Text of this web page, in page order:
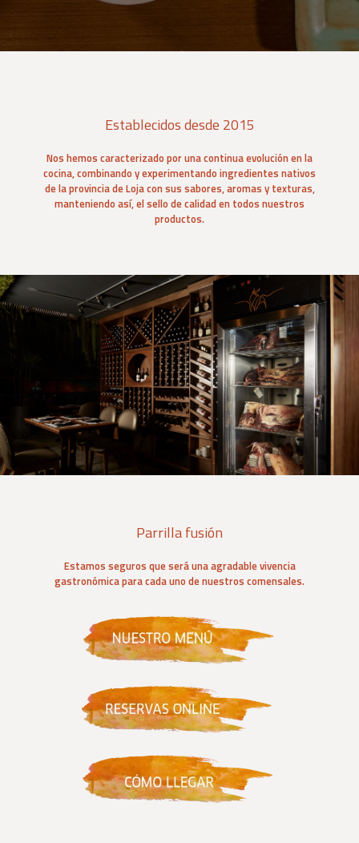
Establecidos desde 2015
Nos hemos caracterizado por una continua evolución en la
cocina, combinando y experimentando ingredientes nativos
de la provincia de Loja con sus sabores, aromas y texturas,
manteniendo así, el sello de calidad en todos nuestros
productos.
Parrilla fusión
Estamos seguros que será una agradable vivencia
gastronómica para cada uno de nuestros comensales.